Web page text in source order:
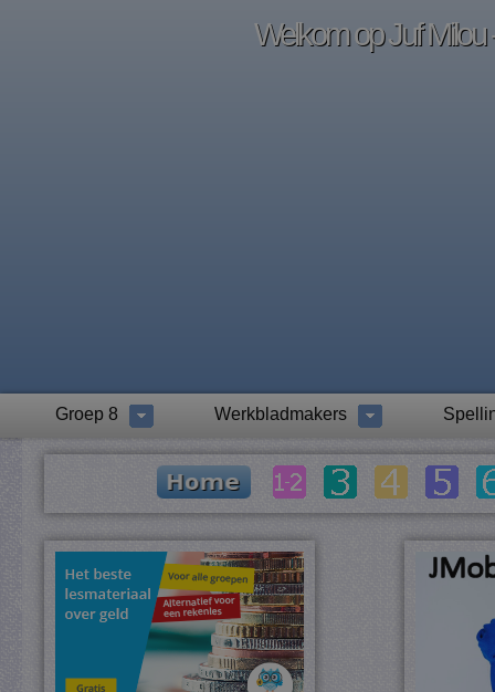
Welkom op Juf Milou
Groep 8 Werkbladmakers